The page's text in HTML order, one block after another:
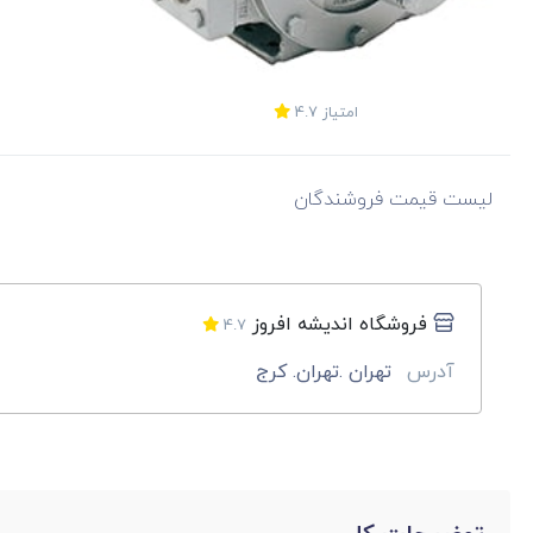
امتیاز 4.7
لیست قیمت فروشندگان
فروشگاه اندیشه افروز 4.7
آدرس تهران .تهران. کرج